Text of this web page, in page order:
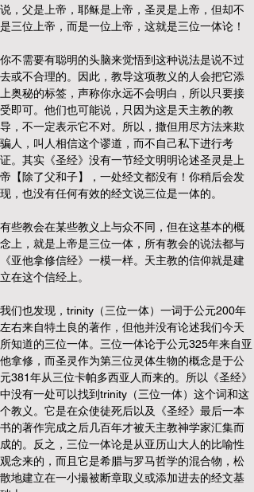
说，父是上帝，耶稣是上帝，圣灵是上帝，但却不
是三位上帝，而是一位上帝，这就是三位一体论！
你不需要有聪明的头脑来觉悟到这种说法是说不过
去或不合理的。因此，教导这项教义的人会把它添
上奥秘的标签，声称你永远不会明白，所以只要接
受即可。他们也可能说，只因为这是天主教的教
导，不一定表示它不对。所以，撒但用尽方法来欺
骗人，叫人相信这个谬道，而不自己私下进行考
证。其实《圣经》没有一节经文明明论述圣灵是上
帝【除了父和子】，一处经文都没有！你稍后会发
现，也没有任何有效的经文说三位是一体的。
有些教会在某些教义上与众不同，但在这基本的概
念上，就是上帝是三位一体，所有教会的说法都与
《亚他拿修信经》一模一样。天主教的信仰就是建
立在这个信经上。
我们也发现，trinity（三位一体）一词于公元200年
左右来自特土良的著作，但他并没有论述我们今天
所知道的三位一体。三位一体论于公元325年来自亚
他拿修，而圣灵作为第三位灵体生物的概念是于公
元381年从三位卡帕多西亚人而来的。所以《圣经》
中没有一处可以找到trinity（三位一体）这个词和这
个教义。它是在众使徒死后以及《圣经》最后一本
书的著作完成之后几百年才被天主教神学家汇集而
成的。反之，三位一体论是从亚历山大人的比喻性
观念来的，而且它是希腊与罗马哲学的混合物，松
散地建立在一小撮被断章取义或添加进去的经文基